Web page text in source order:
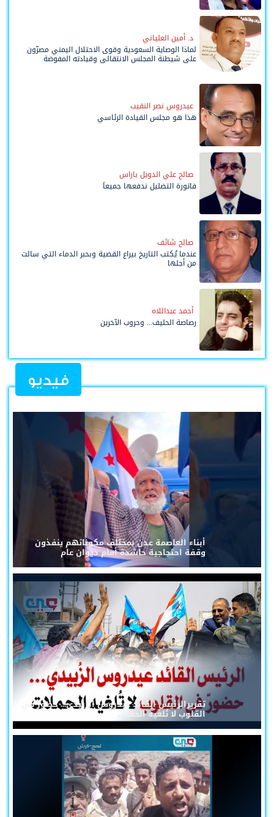
د. أمين العلياني
لماذا الوصاية السعودية وقوى الاحتلال اليمني مصرّون
على شيطنة المجلس الانتقالي وقيادته المفوضة
وحواضنه الشعبية؟
عيدروس نصر النقيب
هذا هو مجلس القيادة الرئاسي
صالح علي الدويل باراس
فاتورة التضليل ندفعها جميعاً
صالح شائف
عندما يُكتب التاريخ بيراع القضية وبحبر الدماء التي سالت
من أجلها
أحمد عبداللاه
رصاصة الحليف... وحروب الآخرين
فيديو
أبناء العاصمة عدن بمختلف مكوناتهم ينفذون
وقفة احتجاجية حاشدة أمام ديوان عام
تقريرالرئيس القائد عيدروس الزُبيدي... حضورٌ في
القلوب لا تُلغيه الحملات